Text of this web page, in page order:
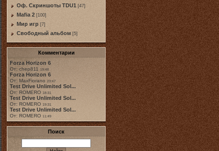
Оф. Скриншоты TDU1 [47]
Mafia 2 [100]
Мир игр [7]
Свободный альбом [5]
Комментарии
Forza Horizon 6
От: chep811 19:48
Forza Horizon 6
От: MaxFiorano 23:47
Test Drive Unlimited Sol...
От: ROMERO 18:31
Test Drive Unlimited Sol...
От: ROMERO 19:31
Test Drive Unlimited Sol...
От: ROMERO 11:49
Поиск